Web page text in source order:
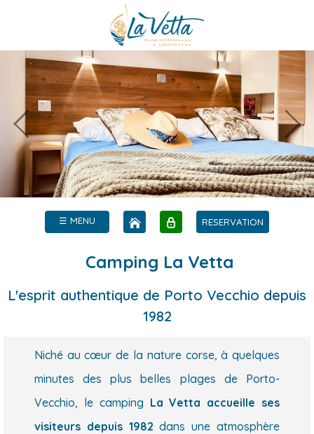
☰ MENU RESERVATION
Camping La Vetta
L'esprit authentique de Porto Vecchio depuis
1982
Niché au cœur de la nature corse, à quelques
minutes des plus belles plages de Porto-
Vecchio, le camping La Vetta accueille ses
visiteurs depuis 1982 dans une atmosphère